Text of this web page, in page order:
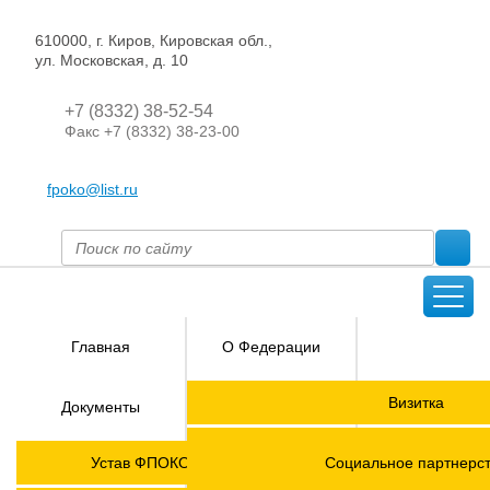
610000, г. Киров, Кировская обл.,
ул. Московская, д. 10
+7 (8332) 38-52-54
Факс +7 (8332) 38-23-00
fpoko@list.ru
Главная О Федерации
Визитка
Документы
Устав ФПОКО с изменениями от 2026 года
Социальное
Членские